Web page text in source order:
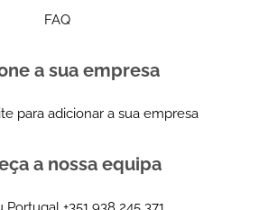
FAQ
a sua empresa
para adicionar a sua empresa
a nossa equipa